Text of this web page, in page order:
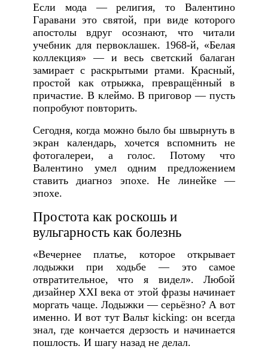
Если мода — религия, то Валентино
Гаравани это святой, при виде которого
апостолы вдруг осознают, что читали
учебник для первоклашек. 1968-й, «Белая
коллекция» — и весь светский балаган
замирает с раскрытыми ртами. Красный,
простой как отрыжка, превращённый в
причастие. В клеймо. В приговор — пусть
попробуют повторить.
Сегодня, когда можно было бы швырнуть в
экран календарь, хочется вспомнить не
фотогалереи, а голос. Потому что
Валентино умел одним предложением
ставить диагноз эпохе. Не линейке —
эпохе.
Простота как роскошь и
вульгарность как болезнь
«Вечернее платье, которое открывает
лодыжки при ходьбе — это самое
отвратительное, что я видел». Любой
дизайнер XXI века от этой фразы начинает
моргать чаще. Лодыжки — серьёзно? А вот
именно. И вот тут Вальт kicking: он всегда
знал, где кончается дерзость и начинается
пошлость. И шагу назад не делал.